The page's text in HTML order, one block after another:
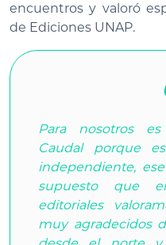
encuentros y valoró
de Ediciones UNAP.
Para nosotros
Caudal porque
independiente,
supuesto que
editoriales
muy agradecidos